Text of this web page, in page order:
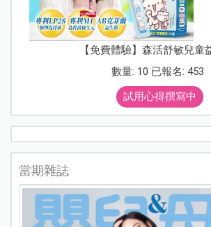
【免費體驗】森活舒敏兒童
數量: 10 已報名: 453
試用心得撰寫中
當期雜誌